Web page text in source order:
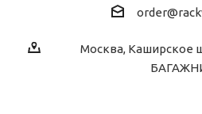
Москва, Каширское